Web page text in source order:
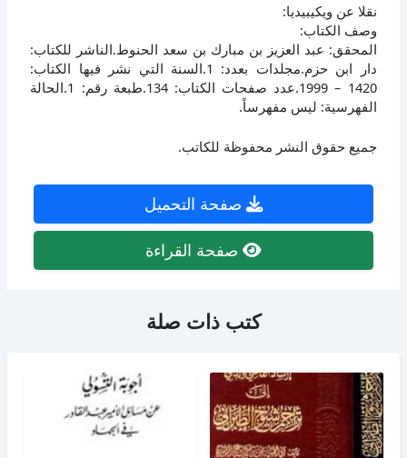
نقلا عن ويكيبيديا:
وصف الكتاب:
المحقق: عبد العزيز بن مبارك بن سعد الحنوط.الناشر للكتاب:
دار ابن حزم.مجلدات بعدد: 1.السنة التي نشر فيها الكتاب:
1420 – 1999.عدد صفحات الكتاب: 134.طبعة رقم: 1.الحالة
الفهرسية: ليس مفهرساً.
جميع حقوق النشر محفوظة للكاتب.
صفحة التحميل
صفحة القراءة
كتب ذات صلة